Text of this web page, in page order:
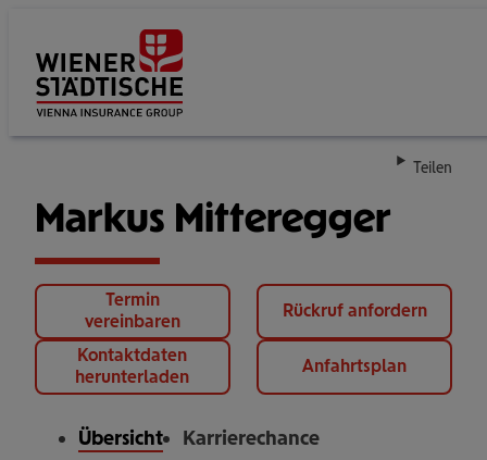
Teilen
Markus Mitteregger
Termin
vereinbaren
Rückruf anfordern
Kontaktdaten
herunterladen
Anfahrtsplan
Übersicht Karrierechance